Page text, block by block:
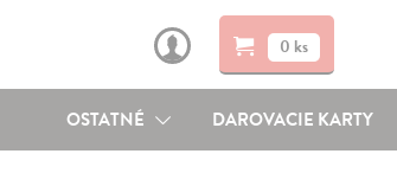
0 ks
OSTATNÉ DAROVACIE KARTY